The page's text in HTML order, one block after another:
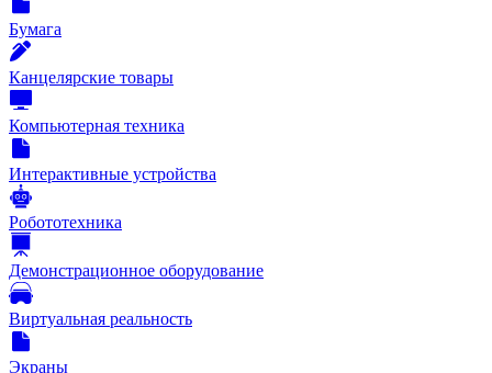
Бумага
Канцелярские товары
Компьютерная техника
Интерактивные устройства
Робототехника
Демонстрационное оборудование
Виртуальная реальность
Экраны